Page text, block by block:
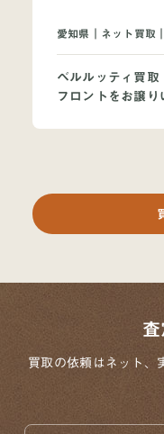
愛知県｜ネット買取
ベルルッティ買
フロントをお譲り
査
買取の依頼はネット、